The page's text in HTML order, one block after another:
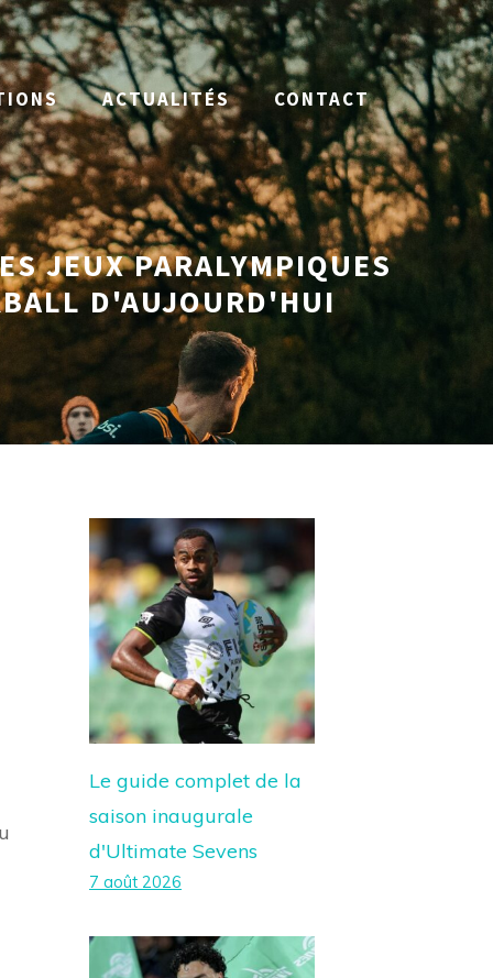
ACTUALITÉS CONTACT
JEUX PARALYMPIQUES
D'AUJOURD'HUI
Le guide complet de la
saison inaugurale
d'Ultimate Sevens
7 août 2026